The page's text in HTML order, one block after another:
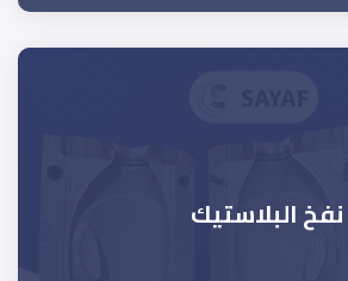
نفخ البلاستيك